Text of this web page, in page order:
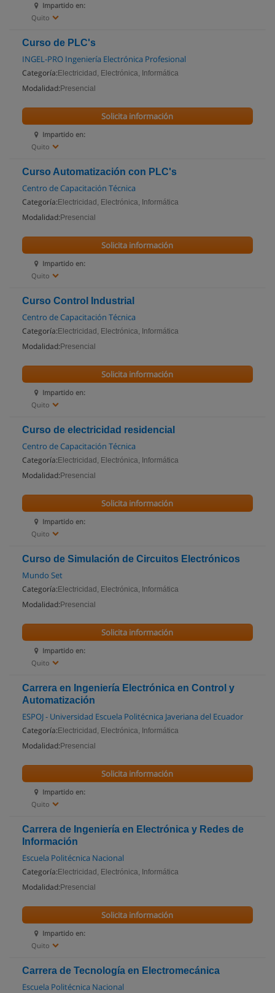
Impartido en:
Quito
Curso de PLC's
INGEL-PRO Ingeniería Electrónica Profesional
Categoría: Electricidad, Electrónica, Informática
Modalidad: Presencial
Impartido en:
Quito
Solicita información
Curso Automatización con PLC's
Centro de Capacitación Técnica
Categoría: Electricidad, Electrónica, Informática
Modalidad: Presencial
Impartido en:
Quito
Solicita información
Curso Control Industrial
Centro de Capacitación Técnica
Categoría: Electricidad, Electrónica, Informática
Modalidad: Presencial
Impartido en:
Quito
Solicita información
Curso de electricidad residencial
Centro de Capacitación Técnica
Categoría: Electricidad, Electrónica, Informática
Modalidad: Presencial
Impartido en:
Quito
Solicita información
Curso de Simulación de Circuitos Electrónicos
Mundo Set
Categoría: Electricidad, Electrónica, Informática
Modalidad: Presencial
Impartido en:
Quito
Solicita información
Carrera en Ingeniería Electrónica en Control y
Automatización
ESPOJ - Universidad Escuela Politécnica Javeriana del Ecuador
Categoría: Electricidad, Electrónica, Informática
Modalidad: Presencial
Impartido en:
Quito
Solicita información
Carrera de Ingeniería en Electrónica y Redes de
Información
Escuela Politécnica Nacional
Categoría: Electricidad, Electrónica, Informática
Modalidad: Presencial
Impartido en:
Quito
Solicita información
Carrera de Tecnología en Electromecánica
Escuela Politécnica Nacional